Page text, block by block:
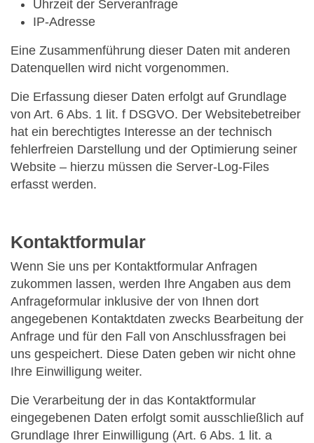
Uhrzeit der Serveranfrage
IP-Adresse
Eine Zusammenführung dieser Daten mit anderen
Datenquellen wird nicht vorgenommen.
Die Erfassung dieser Daten erfolgt auf Grundlage
von Art. 6 Abs. 1 lit. f DSGVO. Der Websitebetreiber
hat ein berechtigtes Interesse an der technisch
fehlerfreien Darstellung und der Optimierung seiner
Website – hierzu müssen die Server-Log-Files
erfasst werden.
Kontaktformular
Wenn Sie uns per Kontaktformular Anfragen
zukommen lassen, werden Ihre Angaben aus dem
Anfrageformular inklusive der von Ihnen dort
angegebenen Kontaktdaten zwecks Bearbeitung der
Anfrage und für den Fall von Anschlussfragen bei
uns gespeichert. Diese Daten geben wir nicht ohne
Ihre Einwilligung weiter.
Die Verarbeitung der in das Kontaktformular
eingegebenen Daten erfolgt somit ausschließlich auf
Grundlage Ihrer Einwilligung (Art. 6 Abs. 1 lit. a